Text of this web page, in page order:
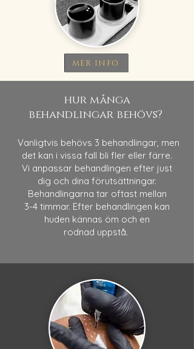
MER INFO
hur många
behandlingar behövs?
Vanligtvis behövs 3 behandlingar, men
det kan i vissa fall bli fler eller färre.
Vi anpassar behandlingen efter just
dig och dina förutsättningar.
Behandlingarna tar oftast mellan
3-4 timmar. Efter behandlingen kan
huden kännas öm och en
rodnad uppstå.